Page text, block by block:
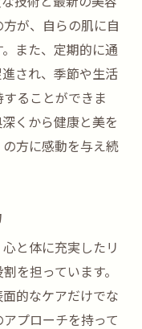
が、自らの肌に自
また、定期的に通
され、季節や生活
ることができま
くから健康と美を
方に感動を与え続
と体に充実したリ
を担っています。
的なケアだけでな
プローチを持って